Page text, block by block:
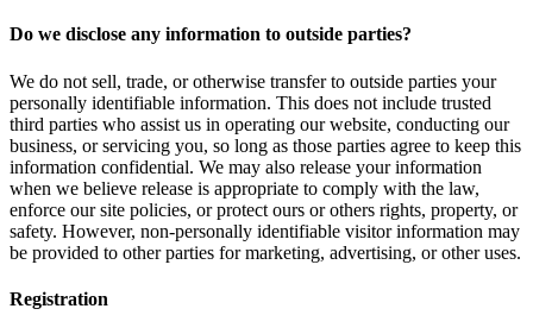
Do we disclose any information to outside parties?
We do not sell, trade, or otherwise transfer to outside parties your
personally identifiable information. This does not include trusted
third parties who assist us in operating our website, conducting our
business, or servicing you, so long as those parties agree to keep this
information confidential. We may also release your information
when we believe release is appropriate to comply with the law,
enforce our site policies, or protect ours or others rights, property, or
safety. However, non-personally identifiable visitor information may
be provided to other parties for marketing, advertising, or other uses.
Registration